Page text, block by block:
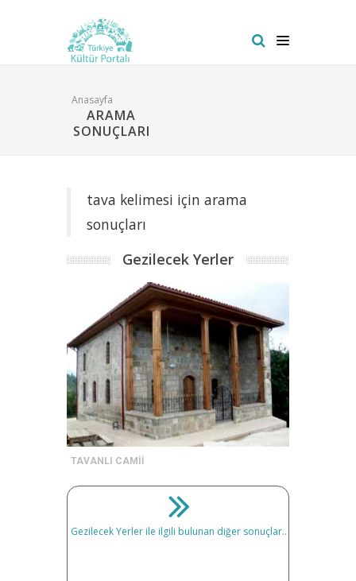
Anasayfa
ARAMA
SONUÇLARI
tava kelimesi için arama
sonuçları
Gezilecek Yerler
TAVANLI CAMİİ
Gezilecek Yerler ile ilgili bulunan diğer sonuçlar..